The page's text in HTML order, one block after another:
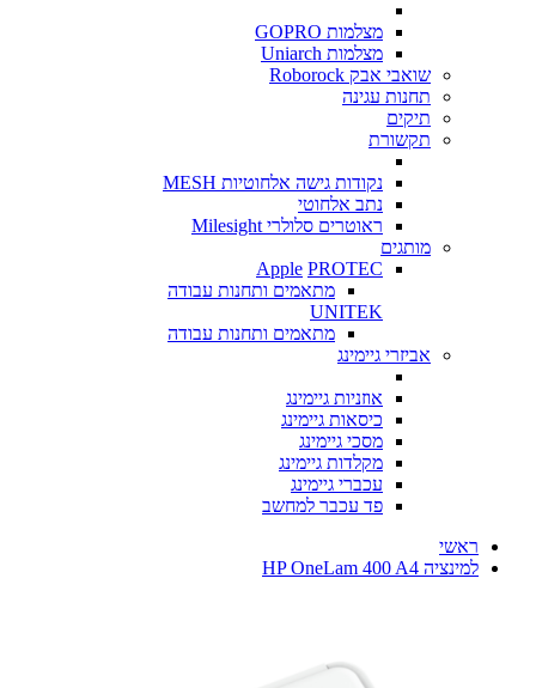
מצלמות GOPRO
מצלמות Uniarch
שואבי אבק Roborock
תחנות עגינה
תיקים
תקשורת
נקודות גישה אלחוטיות MESH
נתב אלחוטי
ראוטרים סלולרי Milesight
מותגים
Apple PROTEC
מתאמים ותחנות עבודה
UNITEK
מתאמים ותחנות עבודה
אביזרי גיימינג
אוזניות גיימינג
כיסאות גיימינג
מסכי גיימינג
מקלדות גיימינג
עכברי גיימינג
פד עכבר למחשב
ראשי
למינציה HP OneLam 400 A4